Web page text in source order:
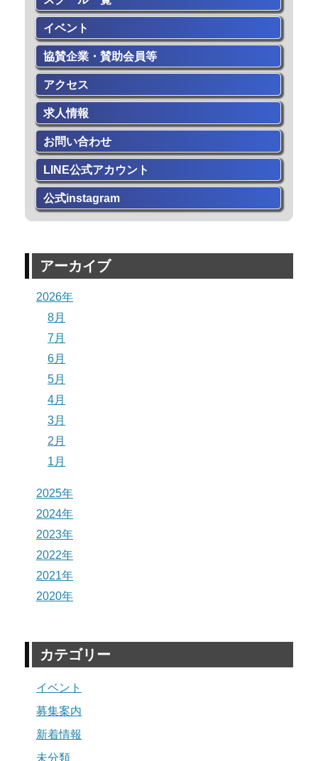
イベント
協賛企業・賛助会員等
アクセス
求人情報
お問い合わせ
LINE公式アカウント
公式instagram
アーカイブ
2026年
8月
7月
6月
5月
4月
3月
2月
1月
2025年
2024年
2023年
2022年
2021年
2020年
カテゴリー
イベント
募集案内
新着情報
未分類